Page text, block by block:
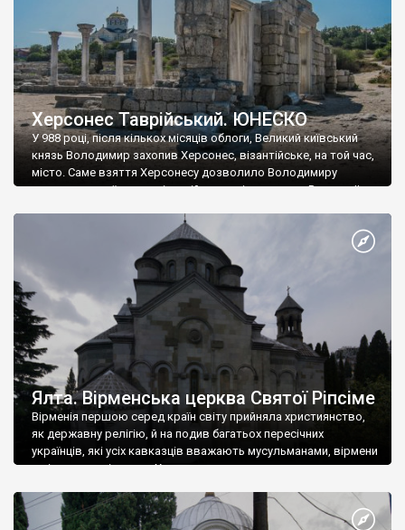
Херсонес Таврійський. ЮНЕСКО
У 988 році, після кількох місяців облоги, Великий київський
князь Володимир захопив Херсонес, візантійське, на той час,
місто. Саме взяття Херсонесу дозволило Володимиру
диктувати свої умови візантійському імператору Василю ІІ, та
Херсонесі Володимир-язичник, став Василем-християнином.
А потім було Хрещення Русі. На честь Херсонесу Таврійського
Ялта. Вірменська церква Святої Ріпсіме
Вірменія першою серед країн світу прийняла християнство,
як державну релігію, й на подив багатьох пересічних
українців, які усіх кавказців вважають мусульманами, вірмени
є відданими вірянами Христа